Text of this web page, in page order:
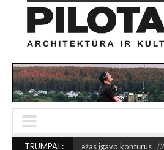
TRUMPAI :
įgavo kontūrus (2026 rugpjūčio 6)